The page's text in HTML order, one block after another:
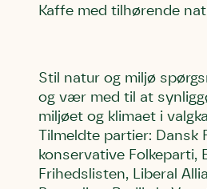
Kaffe med tilhørende
Stil natur og miljø
og vær med til at
miljøet og klimaet i
Tilmeldte partier: Dansk
konservative Folkeparti,
Frihedslisten, Liberal
Efternavn
Telefon
Danmarks
Efternavn
Telefon
Danmarks
Efternavn
Telefon
Danmarks